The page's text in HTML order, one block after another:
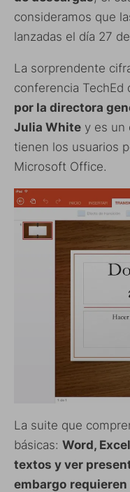
consideramos que
lanzadas el día 27
La sorprendente
conferencia TechEd
por la directora
Julia White y es un
tienen los usuarios
Microsoft Office.
La suite que
básicas: Word,
textos y ver
embargo